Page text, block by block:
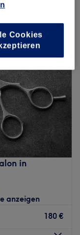
in
anzeigen
180 €
Cookies